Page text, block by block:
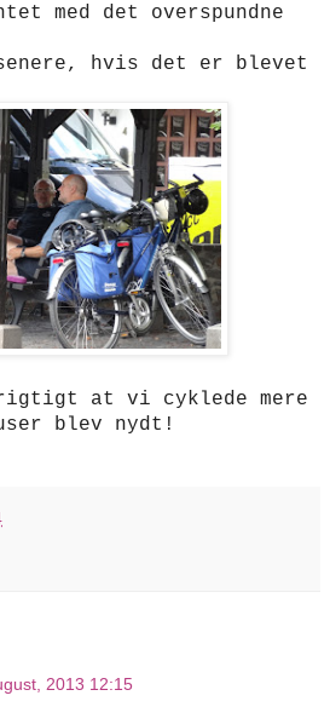
med det overspundne
hvis det er blevet
at vi cyklede mere
blev nydt!
2013 12:15